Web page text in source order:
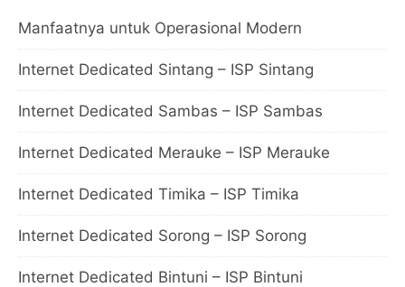
Manfaatnya untuk Operasional Modern
Internet Dedicated Sintang – ISP Sintang
Internet Dedicated Sambas – ISP Sambas
Internet Dedicated Merauke – ISP Merauke
Internet Dedicated Timika – ISP Timika
Internet Dedicated Sorong – ISP Sorong
Internet Dedicated Bintuni – ISP Bintuni